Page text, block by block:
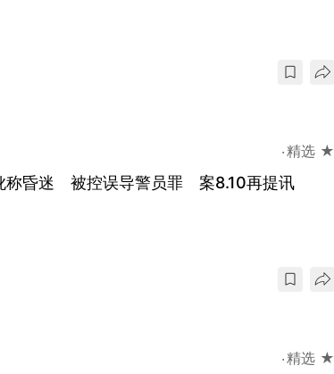
精选 ★
称昏迷 被控误导警员罪 案8.10再提讯
精选 ★